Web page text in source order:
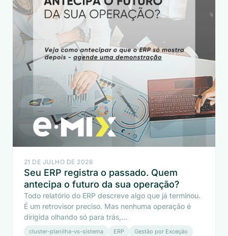
21 DE JULHO DE 2026
Seu ERP registra o passado. Quem
antecipa o futuro da sua operação?
Todo relatório do ERP descreve algo que já terminou.
É um retrovisor preciso. Mas nenhuma operação é
dirigida olhando só para trás,...
cluster-planilha-vs-sistema ERP Gestão por Exceção